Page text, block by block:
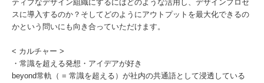
ティブなデザイン組織にするにはどのような活用し、デザインプロセ
スに導入するのか？そしてどのようにアウトプットを最大化できるの
かという問いにも向き合っていただけます。
< カルチャー >
・常識を超える発想・アイデアが好き
beyond常軌（ = 常識を超える）が社内の共通語として浸透している